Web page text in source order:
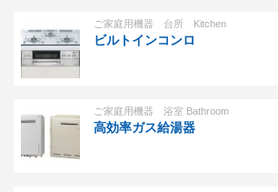
ご家庭用機器 台所 Kitchen
ビルトインコンロ
ご家庭用機器 浴室 Bathroom
高効率ガス給湯器